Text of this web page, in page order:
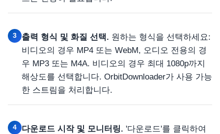
3 출력 형식 및 화질 선택. 원하는 형식을 선택하세요:
비디오의 경우 MP4 또는 WebM, 오디오 전용의 경
우 MP3 또는 M4A. 비디오의 경우 최대 1080p까지
해상도를 선택합니다. OrbitDownloader가 사용 가능
한 스트림을 처리합니다.
4 다운로드 시작 및 모니터링. '다운로드'를 클릭하여